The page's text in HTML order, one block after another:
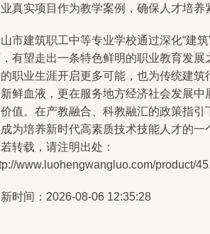
真实项目作为教学案例，确保人才培养
市建筑职工中等专业学校通过深化“建筑
有望走出一条特色鲜明的职业教育发展
职业生涯开启更多可能，也为传统建筑
鲜血液，更在服务地方经济社会发展中
值。在产教融合、科教融汇的政策指引
为培养新时代高素质技术技能人才的一
转载，请注明出处：
www.luohengwangluo.com/product/
时间：2026-08-06 12:35:28